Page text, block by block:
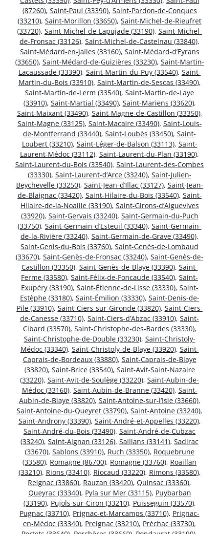
(87260), Saint-Paul (33390), Saint-Pardon-de-Conques
(33210), Saint-Morillon (33650), Saint-Michel-de-Rieufret
(33720), Saint-Michel-de-Lapujade (33190), Saint-Michel-
de-Fronsac (33126), Saint-Michel-de-Castelnau (33840),
Saint-Médard-en-Jalles (33160), Saint-Médard-d’Eyrans
(33650), Saint-Médard-de-Guizières (33230), Saint-Martin-
Lacaussade (33390), Saint-Martin-du-Puy (33540), Saint-
Martin-du-Bois (33910), Saint-Martin-de-Sescas (33490),
Saint-Martin-de-Lerm (33540), Saint-Martin-de-Laye
(33910), Saint-Martial (33490), Saint-Mariens (33620),
Saint-Maixant (33490), Saint-Magne-de-Castillon (33350),
Saint-Magne (33125), Saint-Macaire (33490), Saint-Louis-
de-Montferrand (33440), Saint-Loubès (33450), Saint-
Loubert (33210), Saint-Léger-de-Balson (33113), Saint-
Laurent-Médoc (33112), Saint-Laurent-du-Plan (33190),
Saint-Laurent-du-Bois (33540), Saint-Laurent-des-Combes
(33330), Saint-Laurent-d’Arce (33240), Saint-Julien-
Beychevelle (33250), Saint-Jean-d’Illac (33127), Saint-Jean-
de-Blaignac (33420), Saint-Hilaire-du-Bois (33540), Saint-
Hilaire-de-la-Noaille (33190), Saint-Girons-d’Aiguevives
(33920), Saint-Gervais (33240), Saint-Germain-du-Puch
(33750), Saint-Germain-d’Esteuil (33340), Saint-Germain-
de-la-Rivière (33240), Saint-Germain-de-Grave (33490),
Saint-Genis-du-Bois (33760), Saint-Genès-de-Lombaud
(33670), Saint-Genès-de-Fronsac (33240), Saint-Genès-de-
Castillon (33350), Saint-Genès-de-Blaye (33390), Saint-
Ferme (33580), Saint-Félix-de-Foncaude (33540), Saint-
Exupéry (33190), Saint-Étienne-de-Lisse (33330), Saint-
Estèphe (33180), Saint-Émilion (33330), Saint-Denis-de-
Pile (33910), Saint-Ciers-sur-Gironde (33820), Saint-Ciers-
de-Canesse (33710), Saint-Ciers-d’Abzac (33910), Saint-
Cibard (33570), Saint-Christophe-des-Bardes (33330),
Saint-Christophe-de-Double (33230), Saint-Christoly-
Médoc (33340), Saint-Christoly-de-Blaye (33920), Saint-
Caprais-de-Bordeaux (33880), Saint-Caprais-de-Blaye
(33820), Saint-Brice (33540), Saint-Avit-Saint-Nazaire
(33220), Saint-Avit-de-Soulège (33220), Saint-Aubin-de-
Médoc (33160), Saint-Aubin-de-Branne (33420), Saint-
Aubin-de-Blaye (33820), Saint-Antoine-sur-l’Isle (33660),
Saint-Antoine-du-Queyret (33790), Saint-Antoine (33240),
Saint-Androny (33390), Saint-André-et-Appelles (33220),
Saint-André-du-Bois (33490), Saint-André-de-Cubzac
(33240), Saint-Aignan (33126), Saillans (33141), Sadirac
(33670), Sablons (33910), Ruch (33350), Roquebrune
(33580), Romagne (86700), Romagne (33760), Roaillan
(33210), Rions (33410), Riocaud (33220), Rimons (33580),
Reignac (33860), Rauzan (33420), Quinsac (33360),
Queyrac (33340), Pyla sur Mer (33115), Puybarban
(33190), Pujols-sur-Ciron (33210), Puisseguin (33570),
Pugnac (33710), Prignac-et-Marcamps (33710), Prignac-
en-Médoc (33340), Preignac (33210), Préchac (33730),